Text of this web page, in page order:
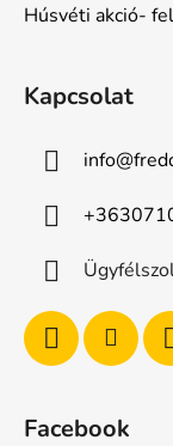
Húsvéti akció-
Kapcsolat
info@
Facebook